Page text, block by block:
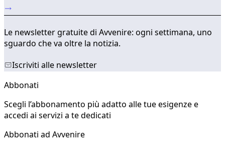
Le newsletter gratuite di Avvenire: ogni settimana, uno
sguardo che va oltre la notizia.
Iscriviti alle newsletter
Abbonati
Scegli l’abbonamento più adatto alle tue esigenze e
accedi ai servizi a te dedicati
Abbonati ad Avvenire